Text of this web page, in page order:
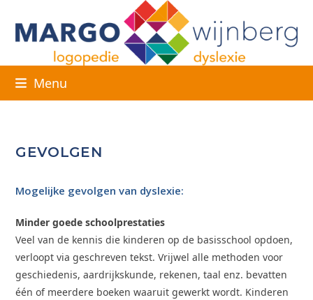
content
Menu
GEVOLGEN
Mogelijke gevolgen van dyslexie:
Minder goede schoolprestaties
Veel van de kennis die kinderen op de basisschool opdoen,
verloopt via geschreven tekst. Vrijwel alle methoden voor
geschiedenis, aardrijkskunde, rekenen, taal enz. bevatten
één of meerdere boeken waaruit gewerkt wordt. Kinderen